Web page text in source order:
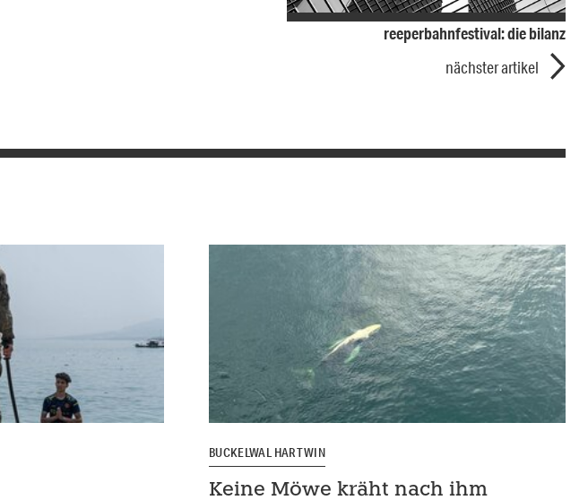
reeperbahnfestival: die bilanz
nächster artikel
BUCKELWAL HARTWIN
Keine Möwe kräht nach ihm